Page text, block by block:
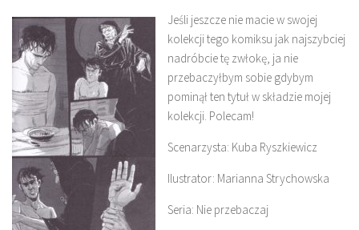
Jeśli jeszcze nie macie w swojej
kolekcji tego komiksu jak najszybciej
nadróbcie tę zwłokę, ja nie
przebaczyłbym sobie gdybym
pominął ten tytuł w składzie mojej
kolekcji. Polecam!
Scenarzysta: Kuba Ryszkiewicz
Ilustrator: Marianna Strychowska
Seria: Nie przebaczaj